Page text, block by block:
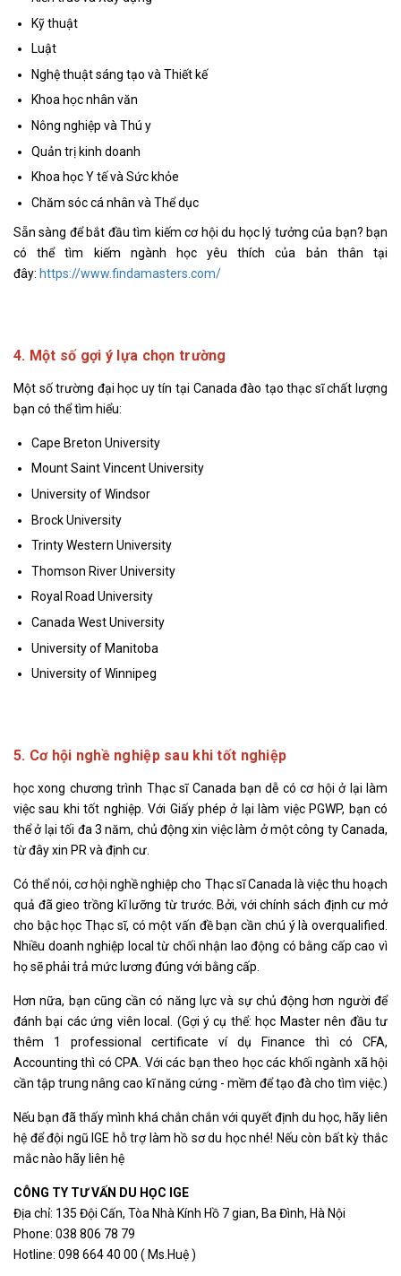
Kỹ thuật
Luật
Nghệ thuật sáng tạo và Thiết kế
Khoa học nhân văn
Nông nghiệp và Thú y
Quản trị kinh doanh
Khoa học Y tế và Sức khỏe
Chăm sóc cá nhân và Thể dục
Sẵn sàng để bắt đầu tìm kiếm cơ hội du học lý tưởng của bạn? bạn
có thể tìm kiếm ngành học yêu thích của bản thân tại
đây: https://www.findamasters.com/
4. Một số gợi ý lựa chọn trường
Một số trường đại học uy tín tại Canada đào tạo thạc sĩ chất lượng
bạn có thể tìm hiểu:
Cape Breton University
Mount Saint Vincent University
University of Windsor
Brock University
Trinty Western University
Thomson River University
Royal Road University
Canada West University
University of Manitoba
University of Winnipeg
5. Cơ hội nghề nghiệp sau khi tốt nghiệp
học xong chương trình Thạc sĩ Canada bạn dễ có cơ hội ở lại làm
việc sau khi tốt nghiệp. Với Giấy phép ở lại làm việc PGWP, bạn có
thể ở lại tối đa 3 năm, chủ động xin việc làm ở một công ty Canada,
từ đây xin PR và định cư.
Có thể nói, cơ hội nghề nghiệp cho Thạc sĩ Canada là việc thu hoạch
quả đã gieo trồng kĩ lưỡng từ trước. Bởi, với chính sách định cư mở
cho bậc học Thạc sĩ, có một vấn đề bạn cần chú ý là overqualified.
Nhiều doanh nghiệp local từ chối nhận lao động có bằng cấp cao vì
họ sẽ phải trả mức lương đúng với bằng cấp.
Hơn nữa, bạn cũng cần có năng lực và sự chủ động hơn người để
đánh bại các ứng viên local. (Gợi ý cụ thể: học Master nên đầu tư
thêm 1 professional certificate ví dụ Finance thì có CFA,
Accounting thì có CPA. Với các bạn theo học các khối ngành xã hội
cần tập trung nâng cao kĩ năng cứng - mềm để tạo đà cho tìm việc.)
Nếu bạn đã thấy mình khá chắn chắn với quyết định du học, hãy liên
hệ để đội ngũ IGE hỗ trợ làm hồ sơ du học nhé! Nếu còn bất kỳ thắc
mắc nào hãy liên hệ
CÔNG TY TƯ VẤN DU HỌC IGE
Địa chỉ: 135 Đội Cấn, Tòa Nhà Kính Hồ 7 gian, Ba Đình, Hà Nội
Phone: 038 806 78 79
Hotline: 098 664 40 00 ( Ms.Huệ )